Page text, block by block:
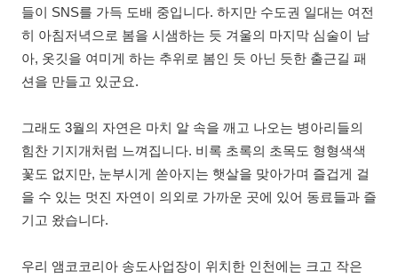
들이 SNS를 가득 도배 중입니다. 하지만 수도권 일대는 여전
히 아침저녁으로 봄을 시샘하는 듯 겨울의 마지막 심술이 남
아, 옷깃을 여미게 하는 추위로 봄인 듯 아닌 듯한 출근길 패
션을 만들고 있군요.
그래도 3월의 자연은 마치 알 속을 깨고 나오는 병아리들의
힘찬 기지개처럼 느껴집니다. 비록 초록의 초목도 형형색색
꽃도 없지만, 눈부시게 쏟아지는 햇살을 맞아가며 즐겁게 걸
을 수 있는 멋진 자연이 의외로 가까운 곳에 있어 동료들과 즐
기고 왔습니다.
우리 앰코코리아 송도사업장이 위치한 인천에는 크고 작은